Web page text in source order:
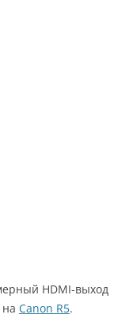
HDMI-выход
Canon R5.